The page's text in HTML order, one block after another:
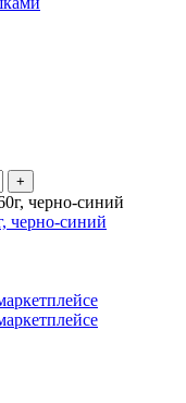
+
черно-синий